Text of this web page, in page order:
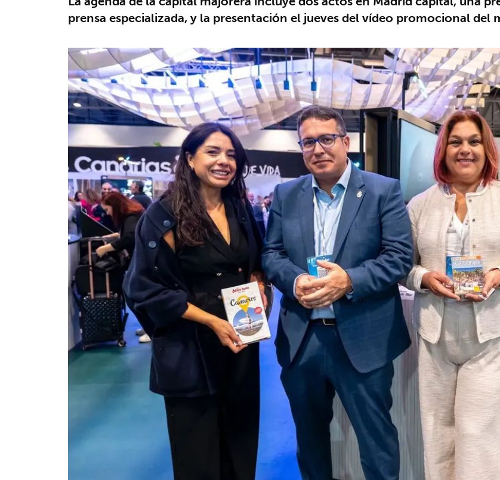
prensa especializada, y la presentación el jueves del vídeo promocional del